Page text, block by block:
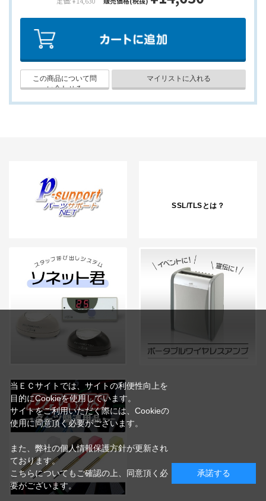
SSL/TLSとは？
当ＥＣサイトでは、サイトの利便性向上を
目的にCookieを使用しています。
サイトをご利用いただく際には、Cookieの
使用に同意頂く必要がございます。
また、弊社の個人情報保護方針が更新され
ております。
こちらについてもご確認の上、同意頂く必
要がございます。
承諾する